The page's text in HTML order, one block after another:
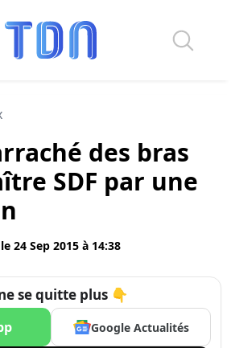
des bras
SDF par une
le 24 Sep 2015 à 14:38
se quitte plus 👇
Google Actualités